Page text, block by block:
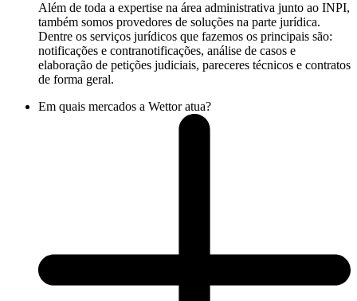
Além de toda a expertise na área administrativa junto ao INPI,
também somos provedores de soluções na parte jurídica.
Dentre os serviços jurídicos que fazemos os principais são:
notificações e contranotificações, análise de casos e
elaboração de petições judiciais, pareceres técnicos e contratos
de forma geral.
Em quais mercados a Wettor atua?